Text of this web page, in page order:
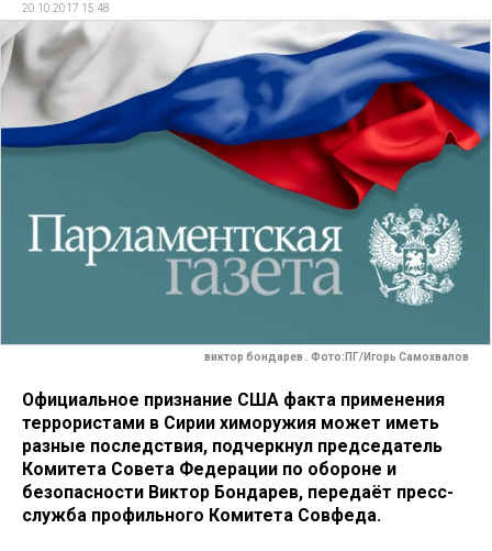
20.10.2017 15:48
виктор бондарев . Фото:ПГ/Игорь Самохвалов
Официальное признание США факта применения
террористами в Сирии химоружия может иметь
разные последствия, подчеркнул председатель
Комитета Совета Федерации по обороне и
безопасности Виктор Бондарев, передаёт пресс-
служба профильного Комитета Совфеда.